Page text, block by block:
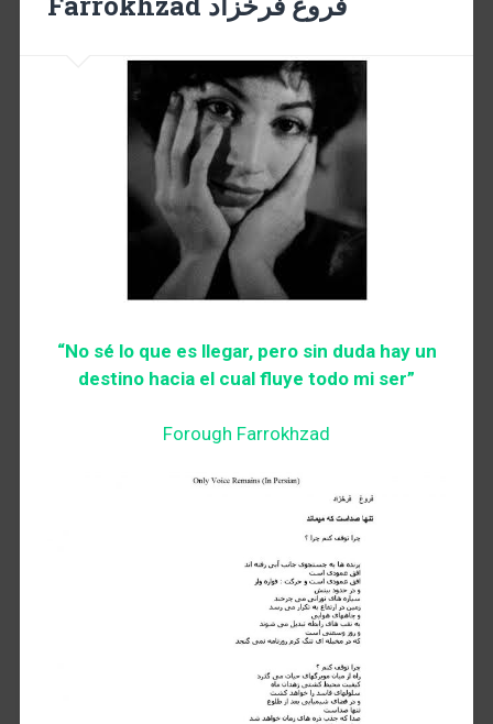
“No sé lo que es llegar, pero sin duda hay un
destino hacia el cual fluye todo mi ser”
Forough Farrokhzad